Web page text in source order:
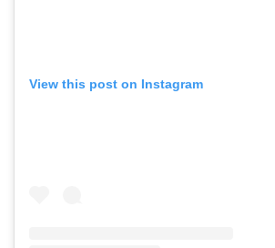
View this post on Instagram